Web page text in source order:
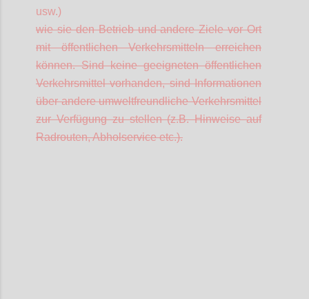
usw.)
wie sie den Betrieb und andere Ziele vor Ort
mit öffentlichen Verkehrsmitteln erreichen
können. Sind keine geeigneten öffentlichen
Verkehrsmittel vorhanden, sind Informationen
über andere umweltfreundliche Verkehrsmittel
zur Verfügung zu stellen (z.B. Hinweise auf
Radrouten, Abholservice etc.).